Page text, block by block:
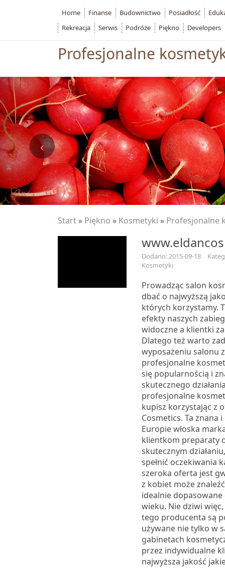
Profesjonalne
Start » Piękno » Kosmetyki » Profesjonalne
Dodano: 2015-09-18
Kosmetyki
Prowadząc salon
dbać o najwyższą
których korzystamy.
efekty naszych
widoczne a klientki
Dlatego też warto
wyposażeniu salonu
profesjonalne
się popularnością i
skutecznego
profesjonalne
kupisz korzystając z
Cosmetics. Ta znana
Europie włoska
klientkom preparaty
skutecznym
spełnić oczekiwania
szeroka oferta jest
z kobiet może
idealnie
wieku. Nie dziwi
tego producenta są
używane nie tylko w
gabinetach
przez indywidualne
najwyższa jakość
Home Finanse Budownictwo Posiadłość
Rekreacja
Serwis Podróże Piękno Developers